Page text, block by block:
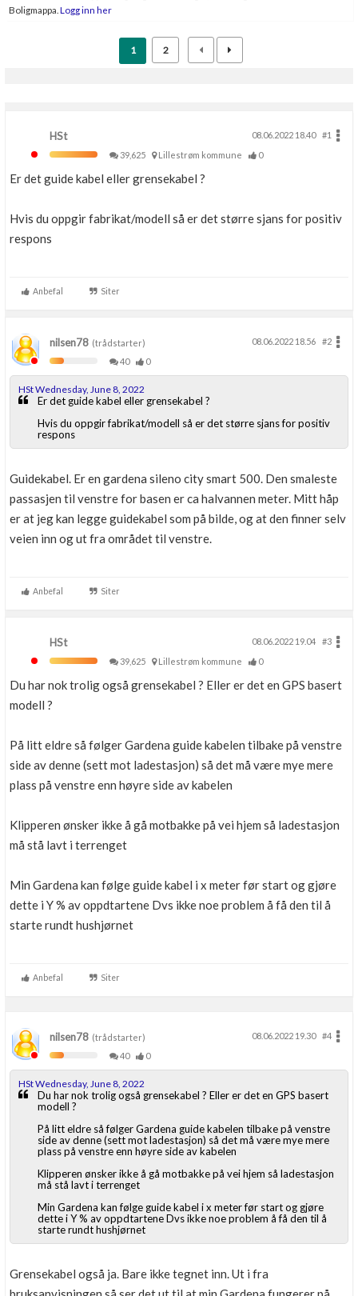
Boligmappa. Logg inn her
1 2
HSt 08.06.2022 18.40
#1
39,625
Lillestrøm kommune 0
Er det guide kabel eller grensekabel ?
Hvis du oppgir fabrikat/modell så er det større sjans for positiv
respons
Anbefal Siter
nilsen78 (trådstarter) 08.06.2022 18.56
#2
40
0
HSt Wednesday, June 8, 2022
Er det guide kabel eller grensekabel ?
Hvis du oppgir fabrikat/modell så er det større sjans for positiv
respons
Guidekabel. Er en gardena sileno city smart 500. Den smaleste
passasjen til venstre for basen er ca halvannen meter. Mitt håp
er at jeg kan legge guidekabel som på bilde, og at den finner selv
veien inn og ut fra området til venstre.
Anbefal Siter
HSt 08.06.2022 19.04
#3
39,625
Lillestrøm kommune 0
Du har nok trolig også grensekabel ? Eller er det en GPS basert
modell ?
På litt eldre så følger Gardena guide kabelen tilbake på venstre
side av denne (sett mot ladestasjon) så det må være mye mere
plass på venstre enn høyre side av kabelen
Klipperen ønsker ikke å gå motbakke på vei hjem så ladestasjon
må stå lavt i terrenget
Min Gardena kan følge guide kabel i x meter før start og gjøre
dette i Y % av oppdtartene Dvs ikke noe problem å få den til å
starte rundt hushjørnet
Anbefal Siter
nilsen78 (trådstarter) 08.06.2022 19.30
#4
40
0
HSt Wednesday, June 8, 2022
Du har nok trolig også grensekabel ? Eller er det en GPS basert
modell ?
På litt eldre så følger Gardena guide kabelen tilbake på venstre
side av denne (sett mot ladestasjon) så det må være mye mere
plass på venstre enn høyre side av kabelen
Klipperen ønsker ikke å gå motbakke på vei hjem så ladestasjon
må stå lavt i terrenget
Min Gardena kan følge guide kabel i x meter før start og gjøre
dette i Y % av oppdtartene Dvs ikke noe problem å få den til å
starte rundt hushjørnet
Grensekabel også ja. Bare ikke tegnet inn. Ut i fra